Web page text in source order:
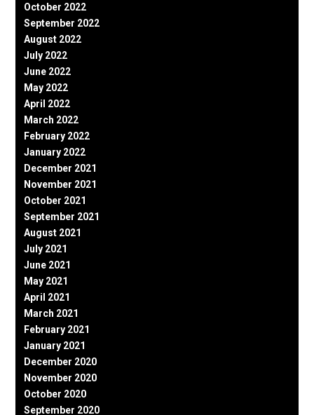
October 2022
September 2022
August 2022
July 2022
June 2022
May 2022
April 2022
March 2022
February 2022
January 2022
December 2021
November 2021
October 2021
September 2021
August 2021
July 2021
June 2021
May 2021
April 2021
March 2021
February 2021
January 2021
December 2020
November 2020
October 2020
September 2020